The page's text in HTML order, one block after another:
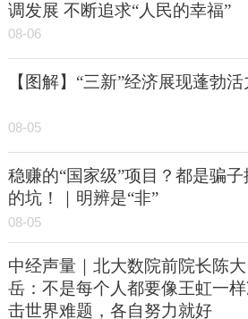
调发展 不断追求“人民的幸福”
08-06
【图解】“三新”经济展现蓬勃活
08-05
稳赚的“国家级”项目？都是骗子
的坑！｜明辨是“非”
08-05
中经声量｜北大数院前院长陈大
岳：不是每个人都要像王虹一
击世界难题，各自努力就好